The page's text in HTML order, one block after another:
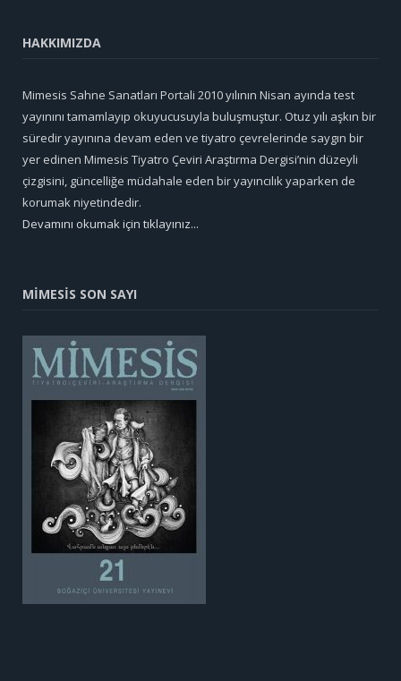
HAKKIMIZDA
Mimesis Sahne Sanatları Portali 2010 yılının Nisan ayında test
yayınını tamamlayıp okuyucusuyla buluşmuştur. Otuz yılı aşkın bir
süredir yayınına devam eden ve tiyatro çevrelerinde saygın bir
yer edinen Mimesis Tiyatro Çeviri Araştırma Dergisi’nin düzeyli
çizgisini, güncelliğe müdahale eden bir yayıncılık yaparken de
korumak niyetindedir.
Devamını okumak için tıklayınız...
MİMESİS SON SAYI